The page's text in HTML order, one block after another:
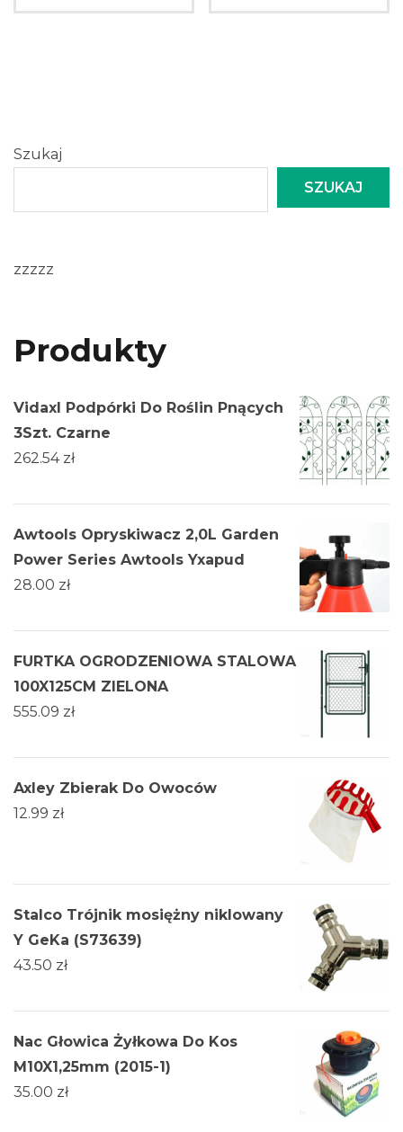
Szukaj
SZUKAJ
zzzzz
Produkty
Vidaxl Podpórki Do Roślin Pnących
3Szt. Czarne
262.54 zł
Awtools Opryskiwacz 2,0L Garden
Power Series Awtools Yxapud
28.00 zł
FURTKA OGRODZENIOWA STALOWA
100X125CM ZIELONA
555.09 zł
Axley Zbierak Do Owoców
12.99 zł
Stalco Trójnik mosiężny niklowany
Y GeKa (S73639)
43.50 zł
Nac Głowica Żyłkowa Do Kos
M10X1,25mm (2015-1)
35.00 zł